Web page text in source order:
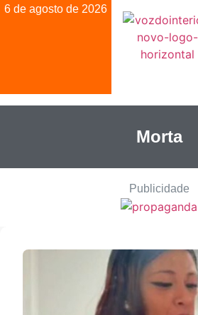
6 de agosto de 2026
Morta
Publicidade